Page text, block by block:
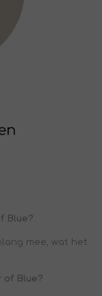
Blue?
mee, wat het
of Blue?